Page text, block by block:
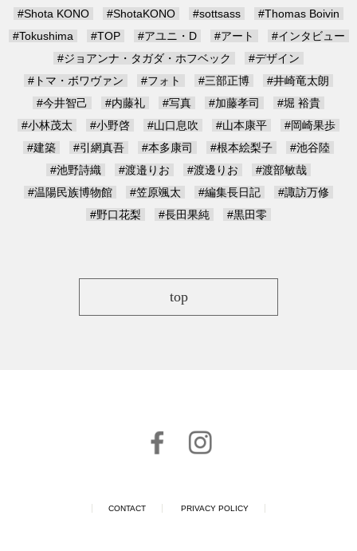
#Shota KONO
#ShotaKONO #sottsass
#Thomas Boivin
#Tokushima
#TOP #アユニ・D #アート
#インタビュー
#ジョアンナ・タガダ・ホフベック
#デザイン
#トマ・ボワヴァン
#フォト #三部正博
#井崎竜太朗
#今井智己
#内藤礼 #写真 #加藤孝司
#堀 裕貴
#小林茂太
#小野啓 #山口息吹 #山本康平
#岡崎果歩
#建築
#引網真吾 #本多康司 #根本絵梨子
#池谷陸
#池野詩織
#渡邉りお #渡邊りお
#渡部敏哉
#温陽民族博物館
#笠原颯太 #編集長日記
#諏訪万修
#野口花梨
#長田果純 #黒田零
top
CONTACT PRIVACY POLICY